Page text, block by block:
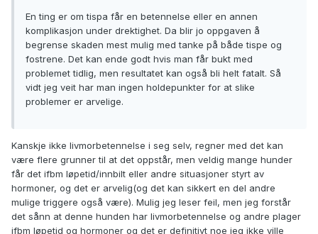
En ting er om tispa får en betennelse eller en annen
komplikasjon under drektighet. Da blir jo oppgaven å
begrense skaden mest mulig med tanke på både tispe og
fostrene. Det kan ende godt hvis man får bukt med
problemet tidlig, men resultatet kan også bli helt fatalt. Så
vidt jeg veit har man ingen holdepunkter for at slike
problemer er arvelige.
Kanskje ikke livmorbetennelse i seg selv, regner med det kan
være flere grunner til at det oppstår, men veldig mange hunder
får det ifbm løpetid/innbilt eller andre situasjoner styrt av
hormoner, og det er arvelig(og det kan sikkert en del andre
mulige triggere også være). Mulig jeg leser feil, men jeg forstår
det sånn at denne hunden har livmorbetennelse og andre plager
ifbm løpetid og hormoner og det er definitivt noe jeg ikke ville